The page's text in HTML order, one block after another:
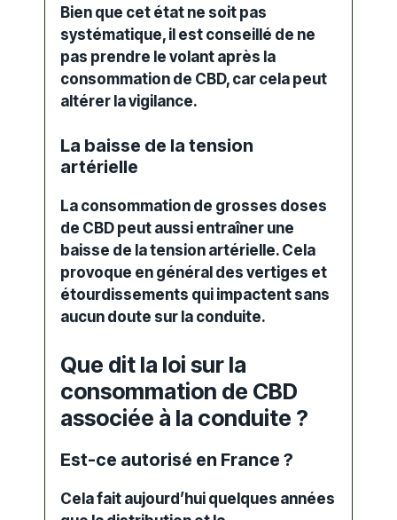
Bien que cet état ne soit pas
systématique, il est conseillé de ne
pas prendre le volant après la
consommation de CBD, car cela peut
altérer la vigilance.
La baisse de la tension
artérielle
La consommation de grosses doses
de CBD peut aussi entraîner une
baisse de la tension artérielle. Cela
provoque en général des vertiges et
étourdissements qui impactent sans
aucun doute sur la conduite.
Que dit la loi sur la
consommation de CBD
associée à la conduite ?
Est-ce autorisé en France ?
Cela fait aujourd’hui quelques années